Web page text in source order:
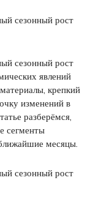
сезонный рост
сезонный рост
явлений
крепкий
изменений в
разберёмся,
сегменты
месяцы.
сезонный рост